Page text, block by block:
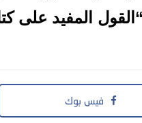
المفيد على كتاب
فيس بوك